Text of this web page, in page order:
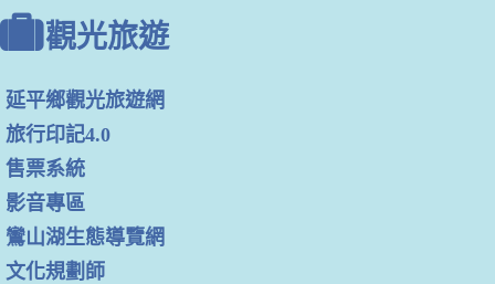
觀光旅遊
延平鄉觀光旅遊網
旅行印記4.0
售票系統
影音專區
鸞山湖生態導覽網
文化規劃師